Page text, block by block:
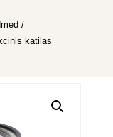
/
katilas